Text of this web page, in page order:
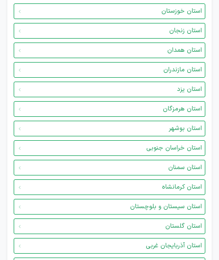
استان خوزستان
استان زنجان
استان همدان
استان مازندران
استان یزد
استان هرمزگان
استان بوشهر
استان خراسان جنوبی
استان سمنان
استان کرمانشاه
استان سیستان و بلوچستان
استان گلستان
استان آذربایجان غربی